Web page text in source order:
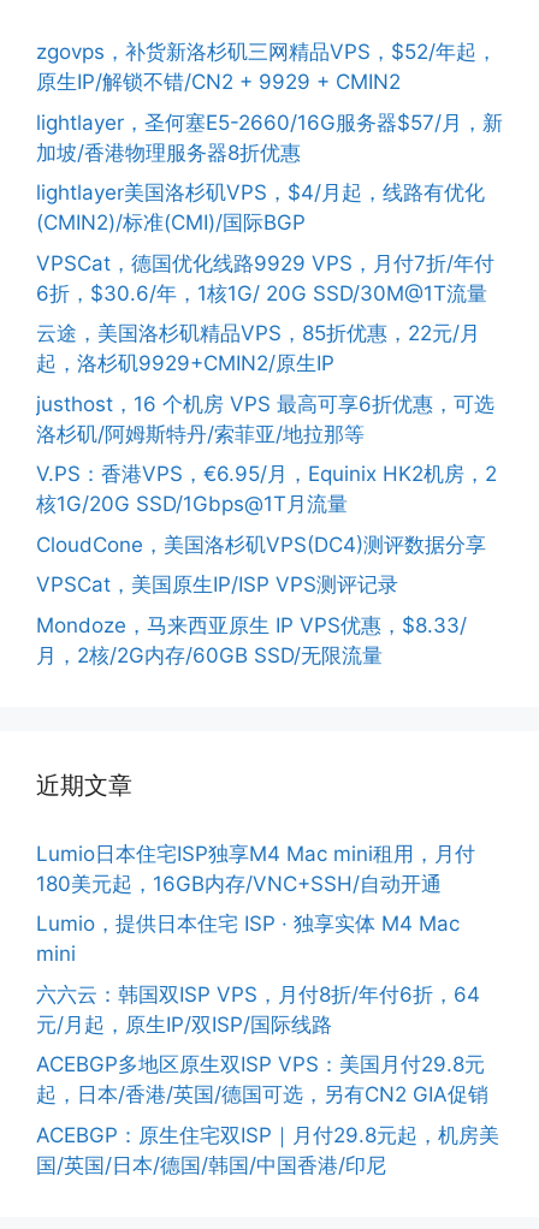
zgovps，补货新洛杉矶三网精品VPS，$52/年起，
原生IP/解锁不错/CN2 + 9929 + CMIN2
lightlayer，圣何塞E5-2660/16G服务器$57/月，新
加坡/香港物理服务器8折优惠
lightlayer美国洛杉矶VPS，$4/月起，线路有优化
(CMIN2)/标准(CMI)/国际BGP
VPSCat，德国优化线路9929 VPS，月付7折/年付
6折，$30.6/年，1核1G/ 20G SSD/30M@1T流量
云途，美国洛杉矶精品VPS，85折优惠，22元/月
起，洛杉矶9929+CMIN2/原生IP
justhost，16 个机房 VPS 最高可享6折优惠，可选
洛杉矶/阿姆斯特丹/索菲亚/地拉那等
V.PS：香港VPS，€6.95/月，Equinix HK2机房，2
核1G/20G SSD/1Gbps@1T月流量
CloudCone，美国洛杉矶VPS(DC4)测评数据分享
VPSCat，美国原生IP/ISP VPS测评记录
Mondoze，马来西亚原生 IP VPS优惠，$8.33/
月，2核/2G内存/60GB SSD/无限流量
近期文章
Lumio日本住宅ISP独享M4 Mac mini租用，月付
180美元起，16GB内存/VNC+SSH/自动开通
Lumio，提供日本住宅 ISP · 独享实体 M4 Mac
mini
六六云：韩国双ISP VPS，月付8折/年付6折，64
元/月起，原生IP/双ISP/国际线路
ACEBGP多地区原生双ISP VPS：美国月付29.8元
起，日本/香港/英国/德国可选，另有CN2 GIA促销
ACEBGP：原生住宅双ISP｜月付29.8元起，机房美
国/英国/日本/德国/韩国/中国香港/印尼